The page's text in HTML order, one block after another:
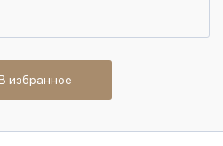
избранное